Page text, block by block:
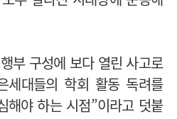
부 구성에 보다 열린 사고로
세대들의 학회 활동 독려를
해야 하는 시점”이라고 덧붙